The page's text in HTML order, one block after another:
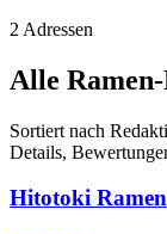
2 Adressen
Alle
Sortiert nach
Details,
Hitotoki Ramen